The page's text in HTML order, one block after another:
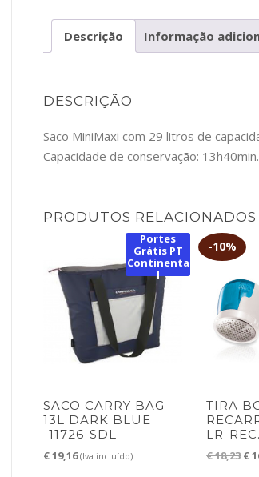
Descrição Informação
DESCRIÇÃO
Saco MiniMaxi com 29 litros de
Capacidade de conservação:
PRODUTOS RELACIONADOS
Portes
Grátis PT
Continenta
l
SACO CARRY BAG
13L DARK BLUE
-11726-SDL
€19,16 (Iva incluído)
-10%
TIRA
LR-
€18,23 O
€